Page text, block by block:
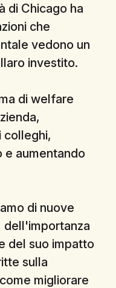
di Chicago ha
che
vedono un
investito.
di welfare
colleghi,
e aumentando
di nuove
del suo impatto
sulla
migliorare